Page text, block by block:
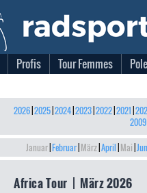
Profis Tour Femmes
2026| 2025| 2024| 2023| 2022| 2021
2009|
Januar Februar März April Mai
Africa Tour | März 2026